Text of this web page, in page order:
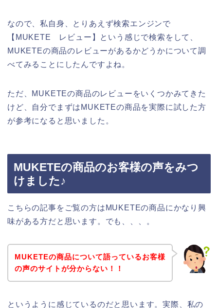
なので、私自身、とりあえず検索エンジンで
【MUKETE レビュー】という感じで検索をして、
MUKETEの商品のレビューがあるかどうかについて調
べてみることにしたんですよね。
ただ、MUKETEの商品のレビューをいくつかみてきた
けど、自分でまずはMUKETEの商品を実際に試した方
が参考になると思いました。
MUKETEの商品のお客様の声をみつ
けました♪
こちらの記事をご覧の方はMUKETEの商品にかなり興
味がある方だと思います。でも、、、。
MUKETEの商品について語っているお客様
の声のサイトが分からない！！
というように感じているのだと思います。実際、私の